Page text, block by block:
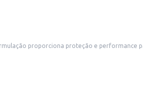
proporciona proteção e